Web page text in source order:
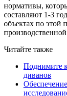
нормативы,
составляют 1-3
объектах по этой
Читайте также
Поднимите
диванов